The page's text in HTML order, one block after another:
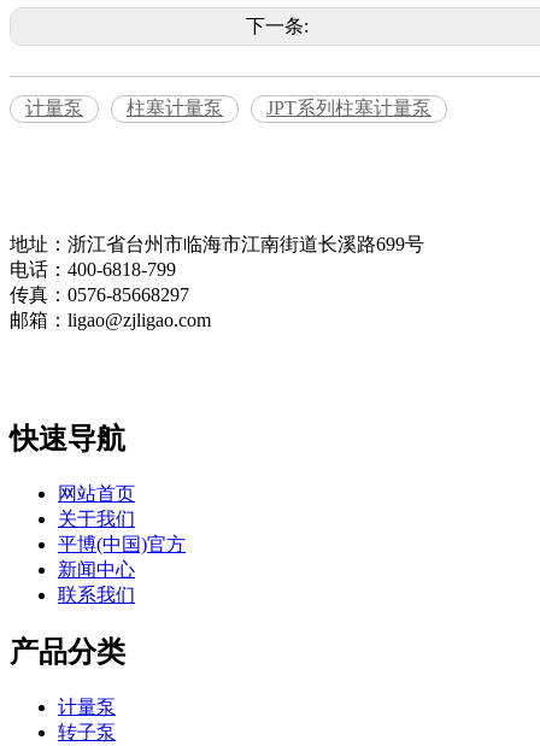
下一条:
计量泵 柱塞计量泵 JPT系列柱塞计量泵
地址：浙江省台州市临海市江南街道长溪路699号
电话：400-6818-799
传真：0576-85668297
邮箱：ligao@zjligao.com
快速导航
网站首页
关于我们
平博(中国)官方
新闻中心
联系我们
产品分类
计量泵
转子泵